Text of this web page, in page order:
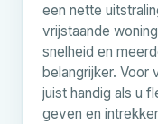
een nette
vrijstaande
snelheid en
belangrijker. Voor
juist handig als u
geven en